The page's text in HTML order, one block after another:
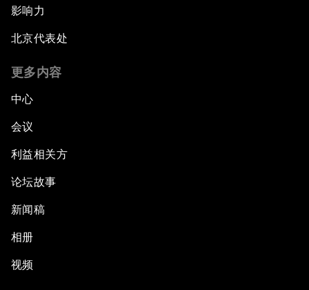
影响力
北京代表处
更多内容
中心
会议
利益相关方
论坛故事
新闻稿
相册
视频